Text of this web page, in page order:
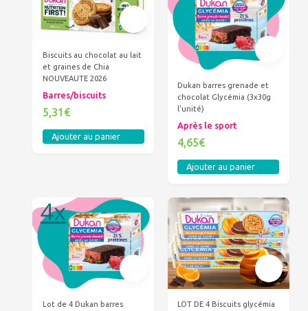
Biscuits au chocolat au lait
et graines de Chia
NOUVEAUTE 2026
Barres/biscuits
5,31€
Ajouter au panier
Dukan barres grenade et
chocolat Glycémia (3x30g
l'unité)
Après le sport
4,65€
Ajouter au panier
Lot de 4 Dukan barres
LOT DE 4 Biscuits glycémia